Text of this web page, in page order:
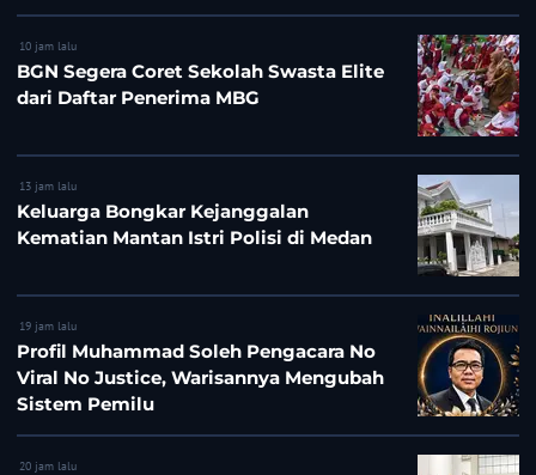
10 jam lalu
BGN Segera Coret Sekolah Swasta Elite
dari Daftar Penerima MBG
13 jam lalu
Keluarga Bongkar Kejanggalan
Kematian Mantan Istri Polisi di Medan
19 jam lalu
Profil Muhammad Soleh Pengacara No
Viral No Justice, Warisannya Mengubah
Sistem Pemilu
20 jam lalu